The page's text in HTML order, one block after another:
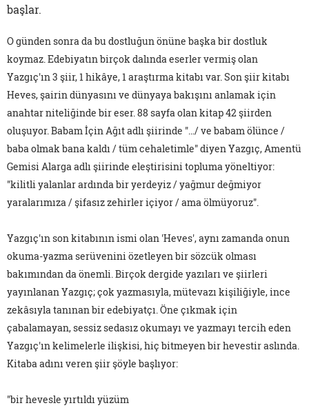
başlar.
O günden sonra da bu dostluğun önüne başka bir dostluk
koymaz. Edebiyatın birçok dalında eserler vermiş olan
Yazgıç'ın 3 şiir, 1 hikâye, 1 araştırma kitabı var. Son şiir kitabı
Heves, şairin dünyasını ve dünyaya bakışını anlamak için
anahtar niteliğinde bir eser. 88 sayfa olan kitap 42 şiirden
oluşuyor. Babam İçin Ağıt adlı şiirinde "…/ ve babam ölünce /
baba olmak bana kaldı / tüm cehaletimle" diyen Yazgıç, Amentü
Gemisi Alarga adlı şiirinde eleştirisini topluma yöneltiyor:
"kilitli yalanlar ardında bir yerdeyiz / yağmur değmiyor
yaralarımıza / şifasız zehirler içiyor / ama ölmüyoruz".
Yazgıç'ın son kitabının ismi olan 'Heves', aynı zamanda onun
okuma-yazma serüvenini özetleyen bir sözcük olması
bakımından da önemli. Birçok dergide yazıları ve şiirleri
yayınlanan Yazgıç; çok yazmasıyla, mütevazı kişiliğiyle, ince
zekâsıyla tanınan bir edebiyatçı. Öne çıkmak için
çabalamayan, sessiz sedasız okumayı ve yazmayı tercih eden
Yazgıç'ın kelimelerle ilişkisi, hiç bitmeyen bir hevestir aslında.
Kitaba adını veren şiir şöyle başlıyor:
"bir hevesle yırtıldı yüzüm